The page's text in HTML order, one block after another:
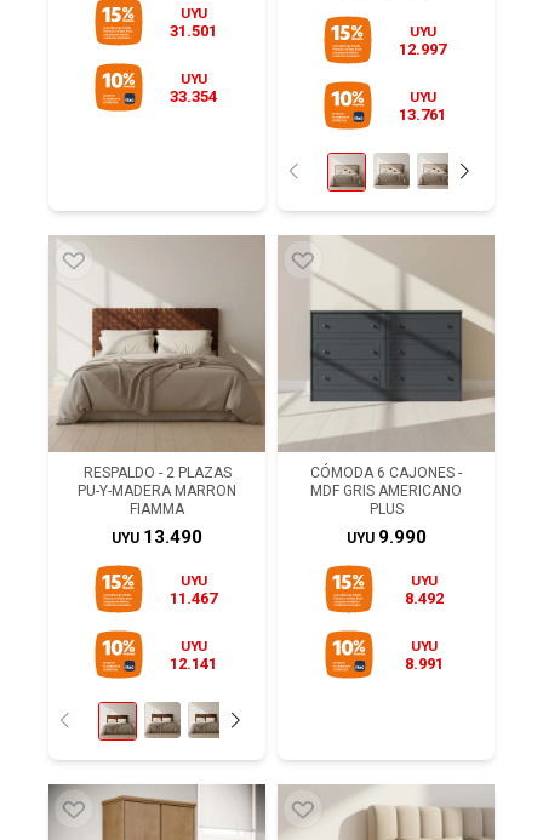
UYU
31.501
UYU
33.354
UYU
12.997
UYU
13.761
RESPALDO - 2 PLAZAS
PU-Y-MADERA MARRON
FIAMMA
UYU 13.490
UYU
11.467
UYU
12.141
CÓMODA 6 CAJONES -
MDF GRIS AMERICANO
PLUS
UYU 9.990
UYU
8.492
UYU
8.991